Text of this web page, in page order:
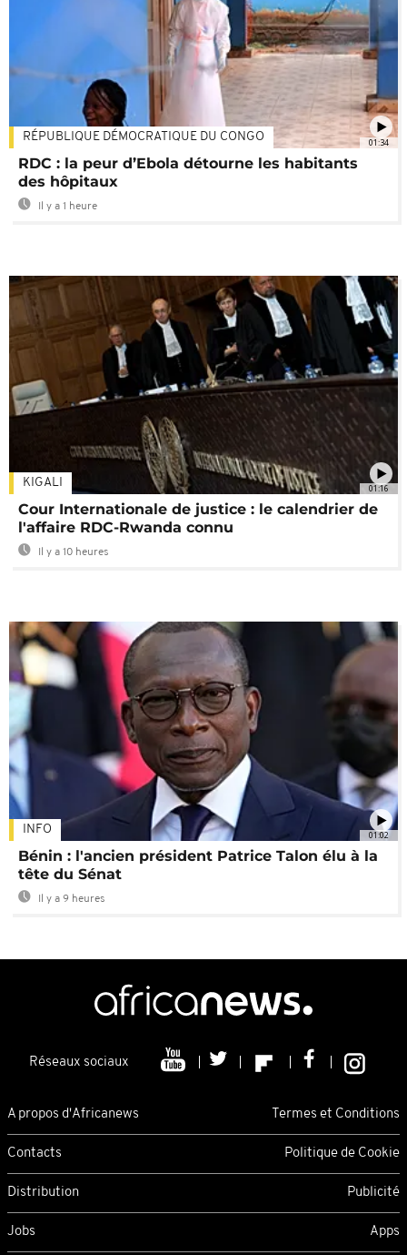
01:34
RÉPUBLIQUE DÉMOCRATIQUE DU CONGO
RDC : la peur d’Ebola détourne les habitants
des hôpitaux
Il y a 1 heure
01:16
KIGALI
Cour Internationale de justice : le calendrier de
l'affaire RDC-Rwanda connu
Il y a 10 heures
01:02
INFO
Bénin : l'ancien président Patrice Talon élu à la
tête du Sénat
Il y a 9 heures
Réseaux sociaux
A propos d'Africanews Termes et Conditions
Contacts Politique de Cookie
Distribution Publicité
Jobs Apps